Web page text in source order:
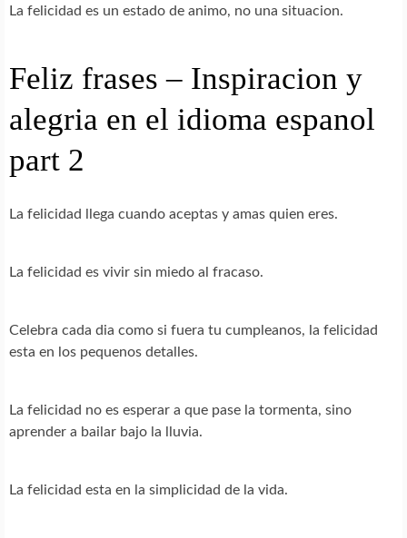
La felicidad es un estado de animo, no una situacion.
Feliz frases – Inspiracion y
alegria en el idioma espanol
part 2
La felicidad llega cuando aceptas y amas quien eres.
La felicidad es vivir sin miedo al fracaso.
Celebra cada dia como si fuera tu cumpleanos, la felicidad
esta en los pequenos detalles.
La felicidad no es esperar a que pase la tormenta, sino
aprender a bailar bajo la lluvia.
La felicidad esta en la simplicidad de la vida.